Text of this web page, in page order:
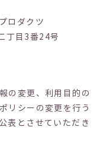
ロダクツ
丁目3番24号
の変更、利用目的の
リシーの変更を行う
表とさせていただき